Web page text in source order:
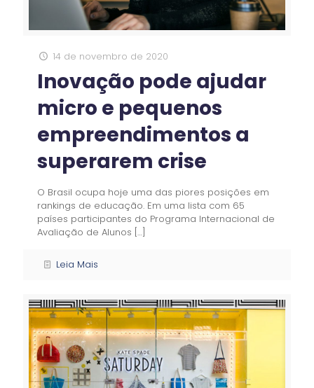
14 de novembro de 2020
Inovação pode ajudar
micro e pequenos
empreendimentos a
superarem crise
O Brasil ocupa hoje uma das piores posições em
rankings de educação. Em uma lista com 65
países participantes do Programa Internacional de
Avaliação de Alunos […]
Leia Mais